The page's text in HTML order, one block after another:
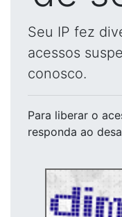
Seu IP fez
acessos
conosco.
Para liberar o
responda ao